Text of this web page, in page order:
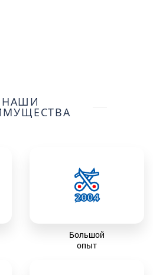
НАШИ
Большой
опыт